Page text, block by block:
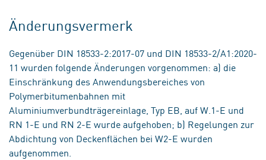
Änderungsvermerk
Gegenüber DIN 18533-2:2017-07 und DIN 18533-2/A1:2020-
11 wurden folgende Änderungen vorgenommen: a) die
Einschränkung des Anwendungsbereiches von
Polymerbitumenbahnen mit
Aluminiumverbundträgereinlage, Typ EB, auf W.1-E und
RN 1-E und RN 2-E wurde aufgehoben; b) Regelungen zur
Abdichtung von Deckenflächen bei W2-E wurden
aufgenommen.